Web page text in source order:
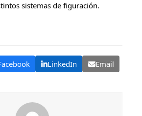
sistemas de figuración.
LinkedIn Email